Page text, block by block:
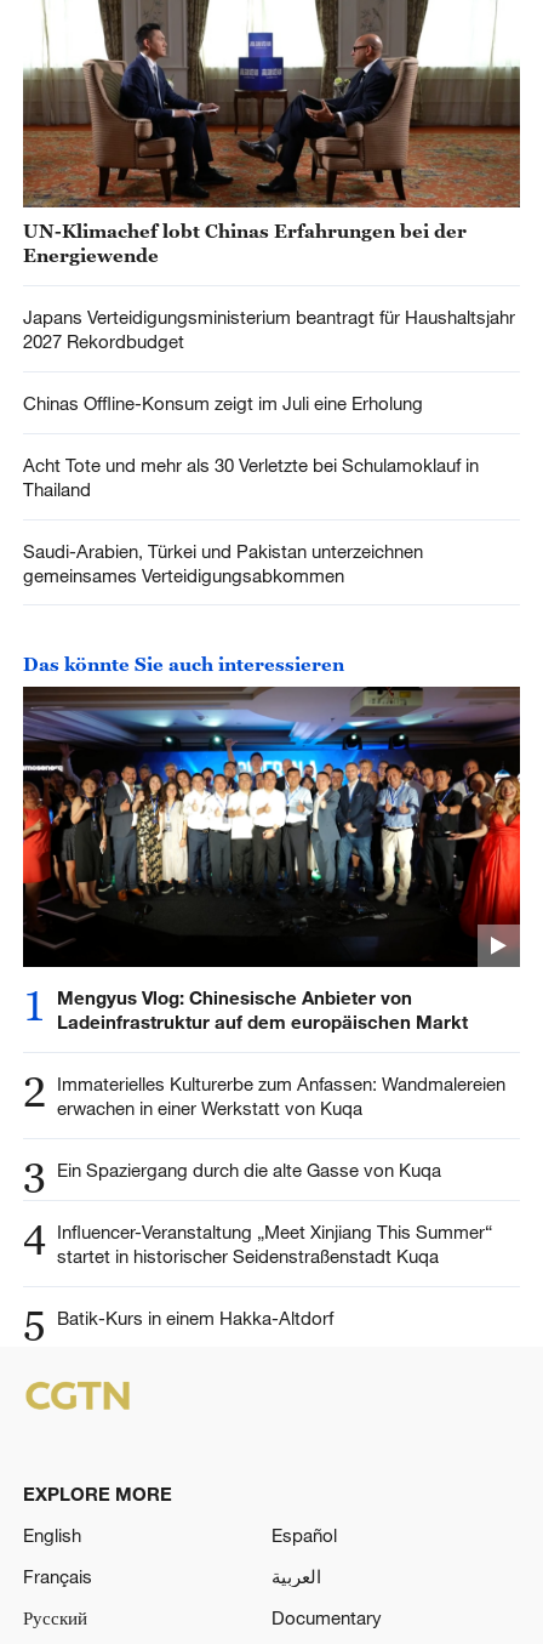
UN-Klimachef lobt Chinas Erfahrungen bei der
Energiewende
Japans Verteidigungsministerium beantragt für Haushaltsjahr
2027 Rekordbudget
Chinas Offline-Konsum zeigt im Juli eine Erholung
Acht Tote und mehr als 30 Verletzte bei Schulamoklauf in
Thailand
Saudi-Arabien, Türkei und Pakistan unterzeichnen
gemeinsames Verteidigungsabkommen
Das könnte Sie auch interessieren
1
Mengyus Vlog: Chinesische Anbieter von
Ladeinfrastruktur auf dem europäischen Markt
2
Immaterielles Kulturerbe zum Anfassen: Wandmalereien
erwachen in einer Werkstatt von Kuqa
3 Ein Spaziergang durch die alte Gasse von Kuqa
4 Influencer-Veranstaltung „Meet Xinjiang This Summer“
startet in historischer Seidenstraßenstadt Kuqa
5 Batik-Kurs in einem Hakka-Altdorf
EXPLORE MORE
English
Español
Français
العربية
Русский
Documentary